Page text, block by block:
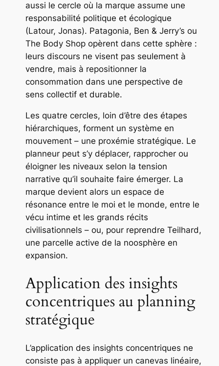
aussi le cercle où la marque assume une
responsabilité politique et écologique
(Latour, Jonas). Patagonia, Ben & Jerry’s ou
The Body Shop opèrent dans cette sphère :
leurs discours ne visent pas seulement à
vendre, mais à repositionner la
consommation dans une perspective de
sens collectif et durable.
Les quatre cercles, loin d’être des étapes
hiérarchiques, forment un système en
mouvement – une proxémie stratégique. Le
planneur peut s’y déplacer, rapprocher ou
éloigner les niveaux selon la tension
narrative qu’il souhaite faire émerger. La
marque devient alors un espace de
résonance entre le moi et le monde, entre le
vécu intime et les grands récits
civilisationnels – ou, pour reprendre Teilhard,
une parcelle active de la noosphère en
expansion.
Application des insights
concentriques au planning
stratégique
L’application des insights concentriques ne
consiste pas à appliquer un canevas linéaire,